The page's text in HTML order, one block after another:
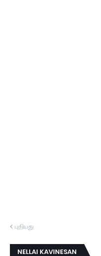
புதியது
NELLAI KAVINESAN